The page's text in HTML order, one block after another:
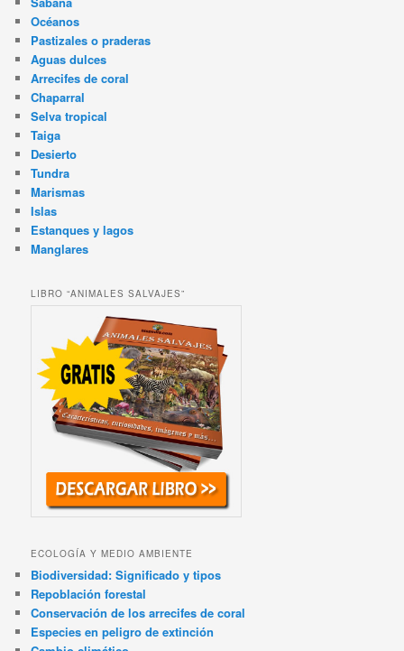
Océanos
Pastizales o praderas
Aguas dulces
Arrecifes de coral
Chaparral
Selva tropical
Taiga
Desierto
Tundra
Marismas
Islas
Estanques y lagos
Manglares
LIBRO “ANIMALES SALVAJES”
ECOLOGÍA Y MEDIO AMBIENTE
Biodiversidad: Significado y tipos
Repoblación forestal
Conservación de los arrecifes de coral
Especies en peligro de extinción